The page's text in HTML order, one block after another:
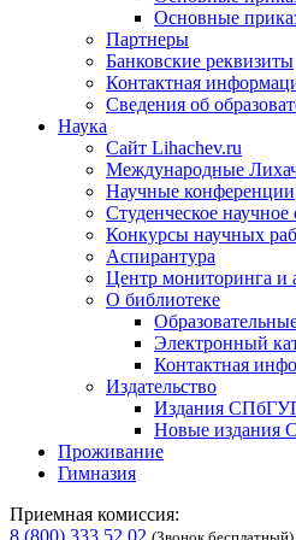
Основные
Партнеры
Банковские реквизиты
Контактная
Сведения об
Наука
Сайт Lihachev.ru
Международные
Научные конференции
Студенческое научное
Конкурсы научных
Аспирантура
Центр мониторинга и
О библиотеке
Электронный
Контактная
Издательство
Издания
Новые издания
Проживание
Гимназия
Приемная комиссия:
8 (800) 333 52 02